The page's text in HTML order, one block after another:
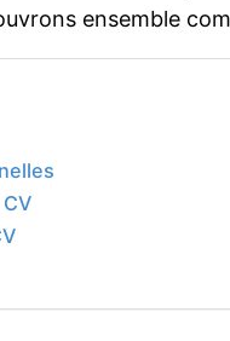
ensemble